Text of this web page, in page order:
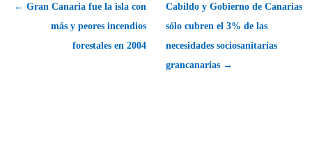
← Gran Canaria fue la isla con
más y peores incendios
forestales en 2004
Cabildo y Gobierno de Canarias
sólo cubren el 3% de las
necesidades sociosanitarias
grancanarias →